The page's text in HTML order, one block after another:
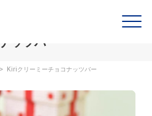
ッツバー
> Kiriクリーミーチョコナッツバー